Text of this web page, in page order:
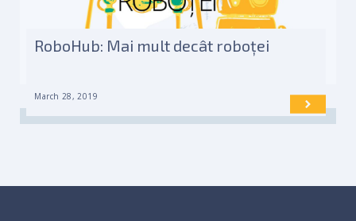
RoboHub: Mai mult decât roboței
March 28, 2019